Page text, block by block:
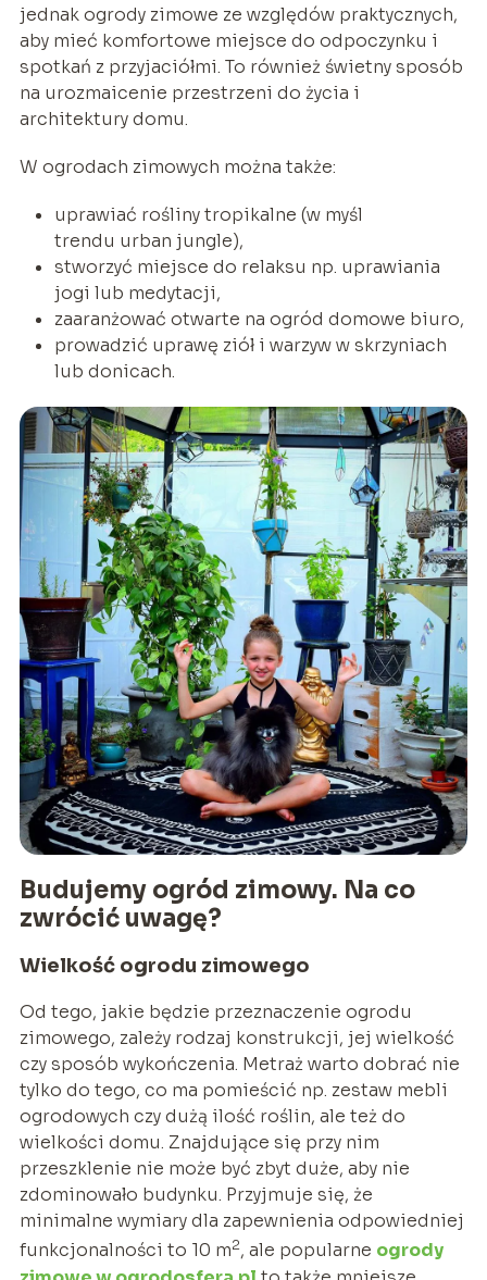
jednak ogrody zimowe ze względów praktycznych,
aby mieć komfortowe miejsce do odpoczynku i
spotkań z przyjaciółmi. To również świetny sposób
na urozmaicenie przestrzeni do życia i
architektury domu.
W ogrodach zimowych można także:
uprawiać rośliny tropikalne (w myśl
trendu urban jungle),
stworzyć miejsce do relaksu np. uprawiania
jogi lub medytacji,
zaaranżować otwarte na ogród domowe biuro,
prowadzić uprawę ziół i warzyw w skrzyniach
lub donicach.
Budujemy ogród zimowy. Na co
zwrócić uwagę?
Wielkość ogrodu zimowego
Od tego, jakie będzie przeznaczenie ogrodu
zimowego, zależy rodzaj konstrukcji, jej wielkość
czy sposób wykończenia. Metraż warto dobrać nie
tylko do tego, co ma pomieścić np. zestaw mebli
ogrodowych czy dużą ilość roślin, ale też do
wielkości domu. Znajdujące się przy nim
przeszklenie nie może być zbyt duże, aby nie
zdominowało budynku. Przyjmuje się, że
minimalne wymiary dla zapewnienia odpowiedniej
funkcjonalności to 10 m2, ale popularne ogrody